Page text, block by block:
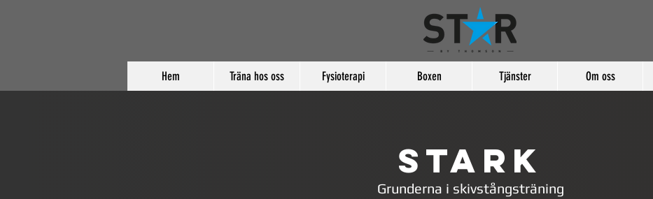
Hem Träna hos oss Fysioterapi Boxen Tjänster Om oss
STARK
Grunderna i skivstångsträning